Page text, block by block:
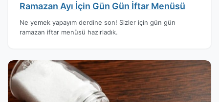
Ramazan Ayı İçin Gün Gün İftar Menüsü
Ne yemek yapayım derdine son! Sizler için gün gün
ramazan iftar menüsü hazırladık.